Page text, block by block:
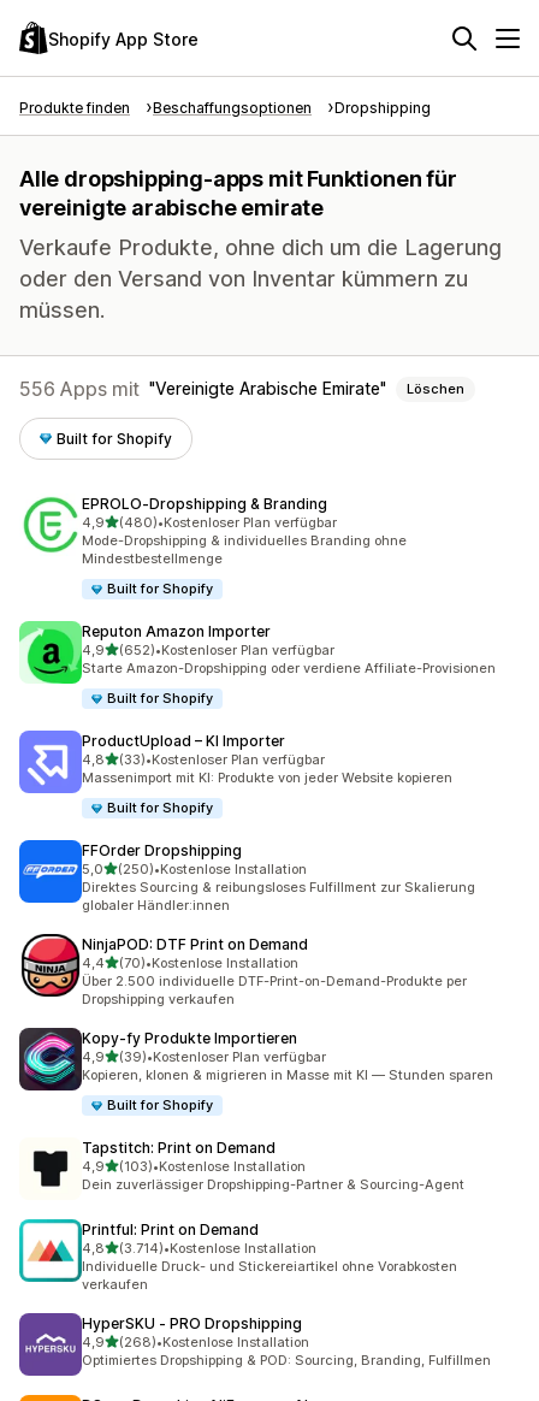
Shopify App Store
Produkte finden Beschaffungsoptionen Dropshipping
Alle dropshipping-apps mit Funktionen für
vereinigte arabische emirate
Verkaufe Produkte, ohne dich um die Lagerung
oder den Versand von Inventar kümmern zu
müssen.
556 Apps mit Vereinigte Arabische Emirate Löschen
Built for Shopify
EPROLO‑Dropshipping & Branding
4,9von 5 Sternen
(480)
480 Rezensionen insgesamt
•Kostenloser Plan verfügbar
Mode-Dropshipping & individuelles Branding ohne
Mindestbestellmenge
Built for Shopify
Reputon Amazon Importer
4,9von 5 Sternen
(652)
652 Rezensionen insgesamt
•Kostenloser Plan verfügbar
Starte Amazon-Dropshipping oder verdiene Affiliate-Provisionen
Built for Shopify
ProductUpload – KI Importer
4,8von 5 Sternen
(33)
33 Rezensionen insgesamt
•Kostenloser Plan verfügbar
Massenimport mit KI: Produkte von jeder Website kopieren
Built for Shopify
FFOrder Dropshipping
5,0von 5 Sternen
(250)
250 Rezensionen insgesamt
•Kostenlose Installation
Direktes Sourcing & reibungsloses Fulfillment zur Skalierung
globaler Händler:innen
NinjaPOD: DTF Print on Demand
4,4von 5 Sternen
(70)
70 Rezensionen insgesamt
•Kostenlose Installation
Über 2.500 individuelle DTF-Print-on-Demand-Produkte per
Dropshipping verkaufen
Kopy‑fy Produkte Importieren
4,9von 5 Sternen
(39)
39 Rezensionen insgesamt
•Kostenloser Plan verfügbar
Kopieren, klonen & migrieren in Masse mit KI — Stunden sparen
Built for Shopify
Tapstitch: Print on Demand
4,9von 5 Sternen
(103)
103 Rezensionen insgesamt
•Kostenlose Installation
Dein zuverlässiger Dropshipping-Partner & Sourcing-Agent
Printful: Print on Demand
4,8von 5 Sternen
(3.714)
3714 Rezensionen insgesamt
•Kostenlose Installation
Individuelle Druck- und Stickereiartikel ohne Vorabkosten
verkaufen
HyperSKU ‑ PRO Dropshipping
4,9von 5 Sternen
(268)
268 Rezensionen insgesamt
•Kostenlose Installation
Optimiertes Dropshipping & POD: Sourcing, Branding, Fulfillmen